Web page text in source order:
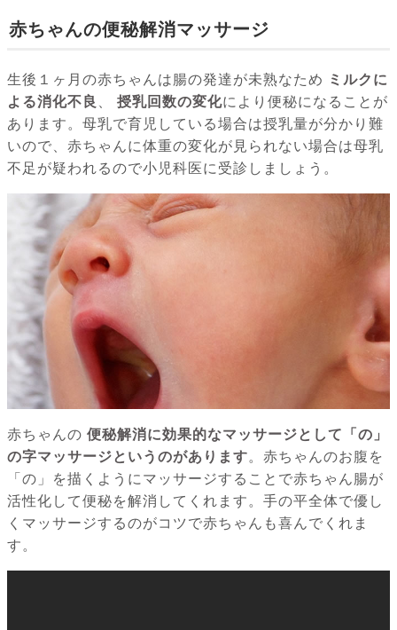
赤ちゃんの便秘解消マッサージ
生後１ヶ月の赤ちゃんは腸の発達が未熟なため ミルクに
よる消化不良
授乳回数の変化により便秘になることが
あります。母乳で育児している場合は授乳量が分かり難
いので、赤ちゃんに体重の変化が見られない場合は母乳
不足が疑われるので小児科医に受診しましょう。
赤ちゃんの 便秘解消に効果的なマッサージとして「の」
の字マッサージというのがあります。赤ちゃんのお腹を
「の」を描くようにマッサージすることで赤ちゃん腸が
活性化して便秘を解消してくれます。手の平全体で優し
くマッサージするのがコツで赤ちゃんも喜んでくれま
す。